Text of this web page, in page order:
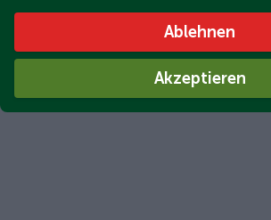
Ablehnen
Akzeptieren